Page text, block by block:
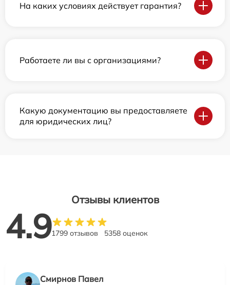
На каких условиях действует гарантия?
Работаете ли вы с организациями?
Какую документацию вы предоставляете
для юридических лиц?
Отзывы клиентов
4.91799 отзывов 5358 оценок
Смирнов Павел